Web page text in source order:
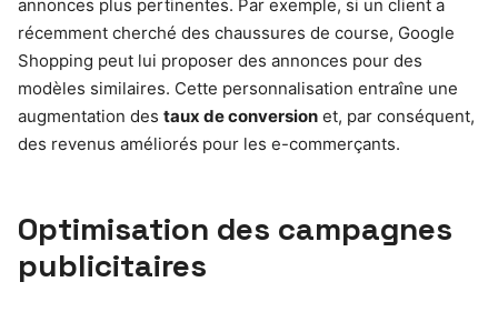
annonces plus pertinentes. Par exemple, si un client a
récemment cherché des chaussures de course, Google
Shopping peut lui proposer des annonces pour des
modèles similaires. Cette personnalisation entraîne une
augmentation des taux de conversion et, par conséquent,
des revenus améliorés pour les e-commerçants.
Optimisation des campagnes
publicitaires